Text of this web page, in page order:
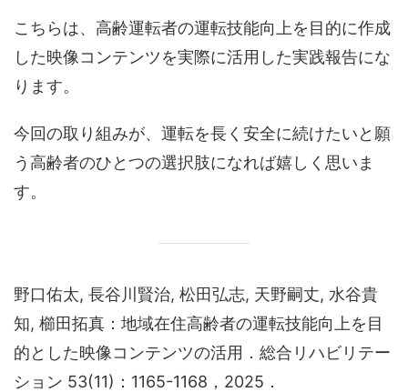
こちらは、高齢運転者の運転技能向上を目的に作成
した映像コンテンツを実際に活用した実践報告にな
ります。
今回の取り組みが、運転を長く安全に続けたいと願
う高齢者のひとつの選択肢になれば嬉しく思いま
す。
野口佑太, 長谷川賢治, 松田弘志, 天野嗣丈, 水谷貴
知, 櫛田拓真：地域在住高齢者の運転技能向上を目
的とした映像コンテンツの活用．総合リハビリテー
ション 53(11)：1165-1168，2025．